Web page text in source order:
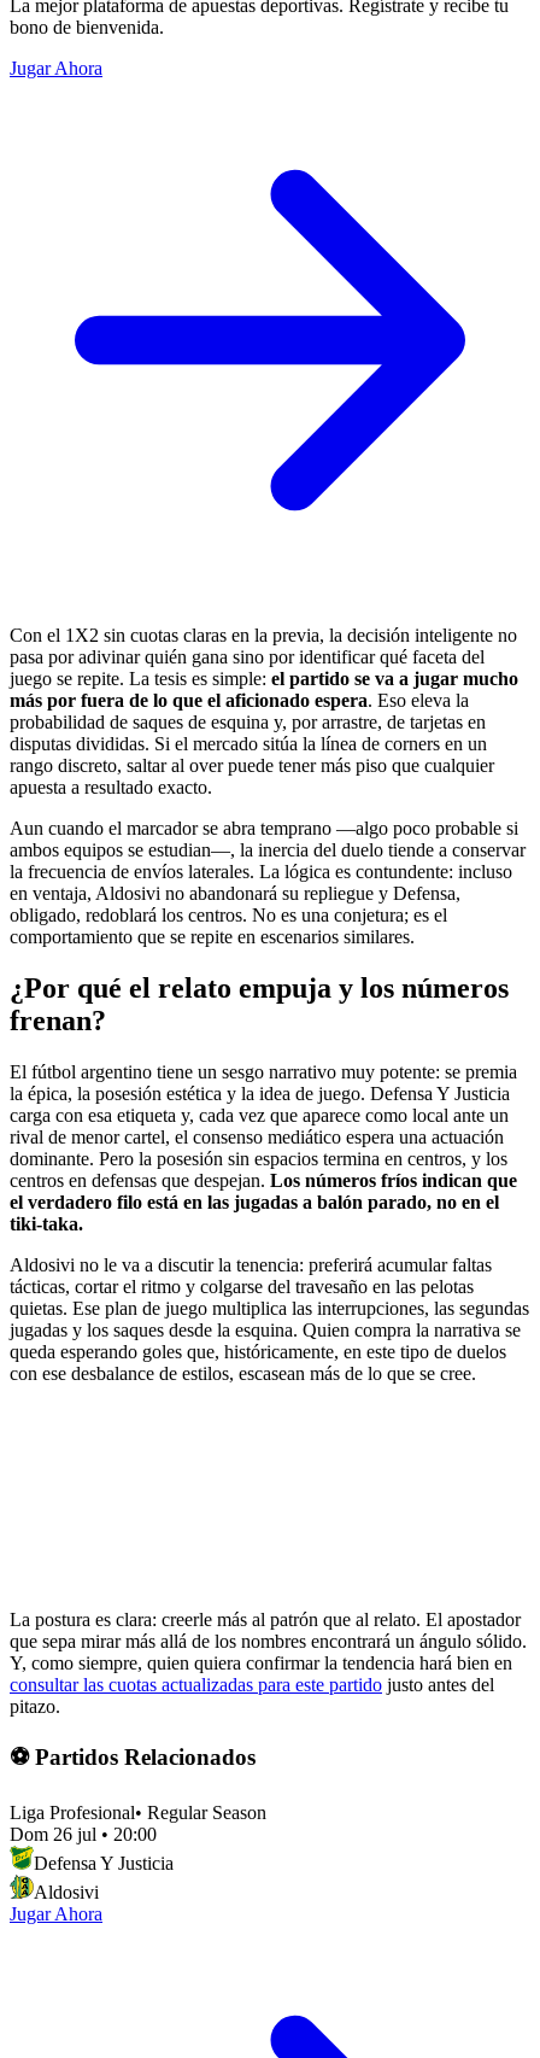
La mejor plataforma de apuestas deportivas. Regístrate y recibe tu
bono de bienvenida.
Jugar Ahora
Con el 1X2 sin cuotas claras en la previa, la decisión inteligente no
pasa por adivinar quién gana sino por identificar qué faceta del
juego se repite. La tesis es simple: el partido se va a jugar mucho
más por fuera de lo que el aficionado espera. Eso eleva la
probabilidad de saques de esquina y, por arrastre, de tarjetas en
disputas divididas. Si el mercado sitúa la línea de corners en un
rango discreto, saltar al over puede tener más piso que cualquier
apuesta a resultado exacto.
Aun cuando el marcador se abra temprano —algo poco probable si
ambos equipos se estudian—, la inercia del duelo tiende a conservar
la frecuencia de envíos laterales. La lógica es contundente: incluso
en ventaja, Aldosivi no abandonará su repliegue y Defensa,
obligado, redoblará los centros. No es una conjetura; es el
comportamiento que se repite en escenarios similares.
¿Por qué el relato empuja y los números
frenan?
El fútbol argentino tiene un sesgo narrativo muy potente: se premia
la épica, la posesión estética y la idea de juego. Defensa Y Justicia
carga con esa etiqueta y, cada vez que aparece como local ante un
rival de menor cartel, el consenso mediático espera una actuación
dominante. Pero la posesión sin espacios termina en centros, y los
centros en defensas que despejan. Los números fríos indican que
el verdadero filo está en las jugadas a balón parado, no en el
tiki-taka.
Aldosivi no le va a discutir la tenencia: preferirá acumular faltas
tácticas, cortar el ritmo y colgarse del travesaño en las pelotas
quietas. Ese plan de juego multiplica las interrupciones, las segundas
jugadas y los saques desde la esquina. Quien compra la narrativa se
queda esperando goles que, históricamente, en este tipo de duelos
con ese desbalance de estilos, escasean más de lo que se cree.
La postura es clara: creerle más al patrón que al relato. El apostador
que sepa mirar más allá de los nombres encontrará un ángulo sólido.
Y, como siempre, quien quiera confirmar la tendencia hará bien en
consultar las cuotas actualizadas para este partido justo antes del
pitazo.
⚽ Partidos Relacionados
Liga Profesional• Regular Season
Dom 26 jul • 20:00
Defensa Y Justicia
Aldosivi
Jugar Ahora